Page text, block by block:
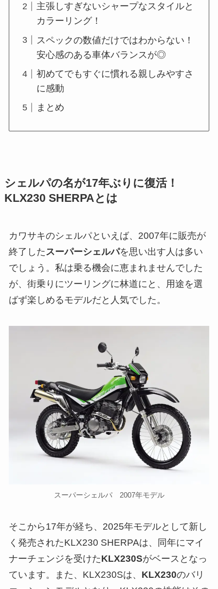
主張しすぎないシャープなスタイルと
カラーリング！
スペックの数値だけではわからない！
安心感のある車体バランスが◎
初めてでもすぐに慣れる親しみやすさ
に感動
まとめ
シェルパの名が17年ぶりに復活！
KLX230 SHERPAとは
カワサキのシェルパといえば、2007年に販売が
終了したスーパーシェルパを思い出す人は多い
でしょう。私は乗る機会に恵まれませんでした
が、街乗りにツーリングに林道にと、用途を選
ばず楽しめるモデルだと人気でした。
スーパーシェルパ 2007年モデル
そこから17年が経ち、2025年モデルとして新し
く発売されたKLX230 SHERPAは、同年にマイ
ナーチェンジを受けたKLX230Sがベースとなっ
ています。また、KLX230Sは、 KLX230のバリ